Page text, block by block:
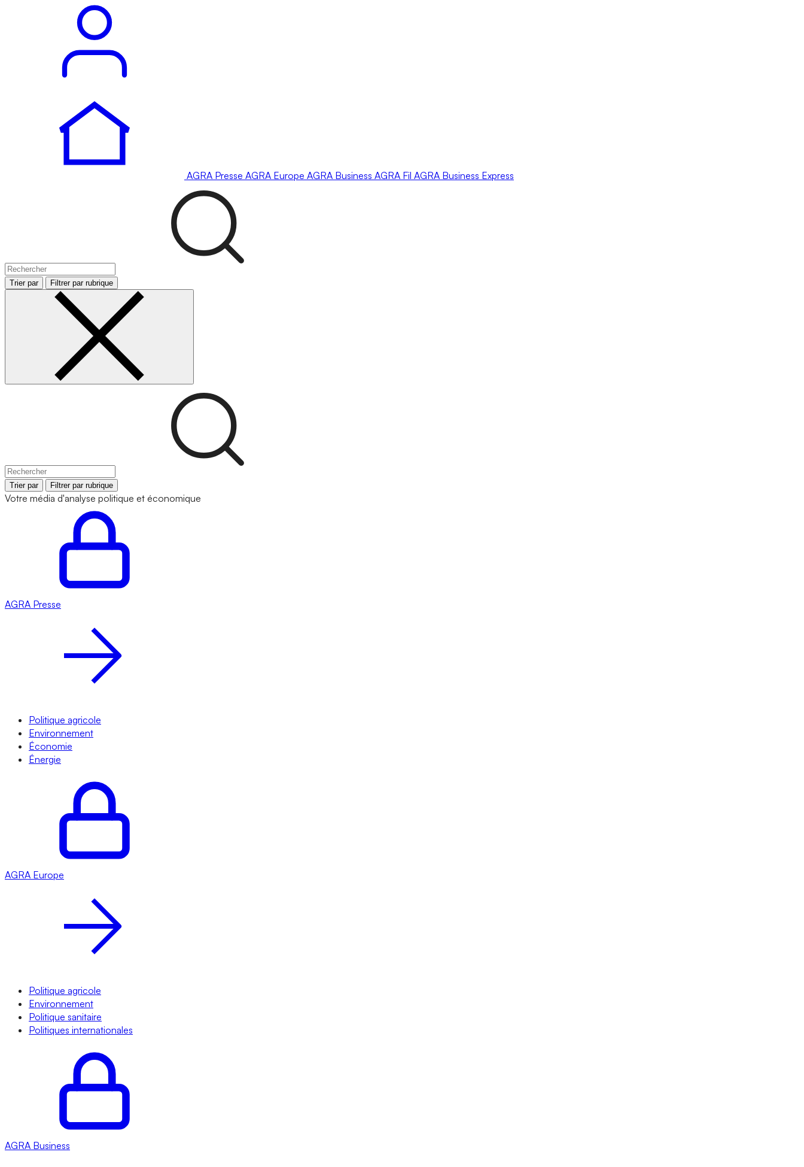
AGRA Presse AGRA Europe AGRA Business AGRA Fil AGRA Business Express
Trier par Filtrer par rubrique
Trier par Filtrer par rubrique
Votre média d'analyse politique et économique
AGRA Presse
Politique agricole
Environnement
Économie
Énergie
AGRA Europe
Politique agricole
Environnement
Politique sanitaire
Politiques internationales
AGRA Business